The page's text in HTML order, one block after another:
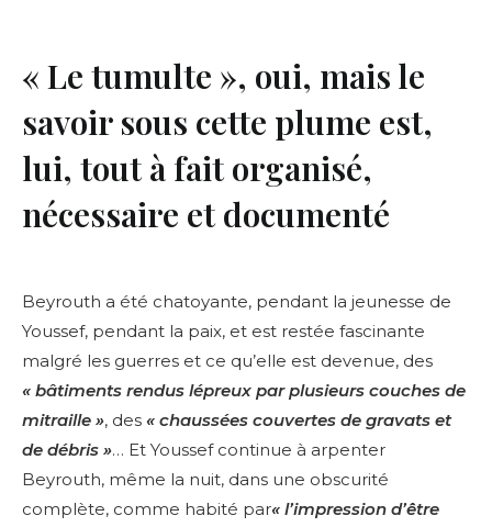
« Le tumulte », oui, mais le
savoir sous cette plume est,
lui, tout à fait organisé,
nécessaire et documenté
Beyrouth a été chatoyante, pendant la jeunesse de
Youssef, pendant la paix, et est restée fascinante
malgré les guerres et ce qu’elle est devenue, des
« bâtiments rendus lépreux par plusieurs couches de
mitraille », des « chaussées couvertes de gravats et
de débris »… Et Youssef continue à arpenter
Beyrouth, même la nuit, dans une obscurité
complète, comme habité par« l’impression d’être